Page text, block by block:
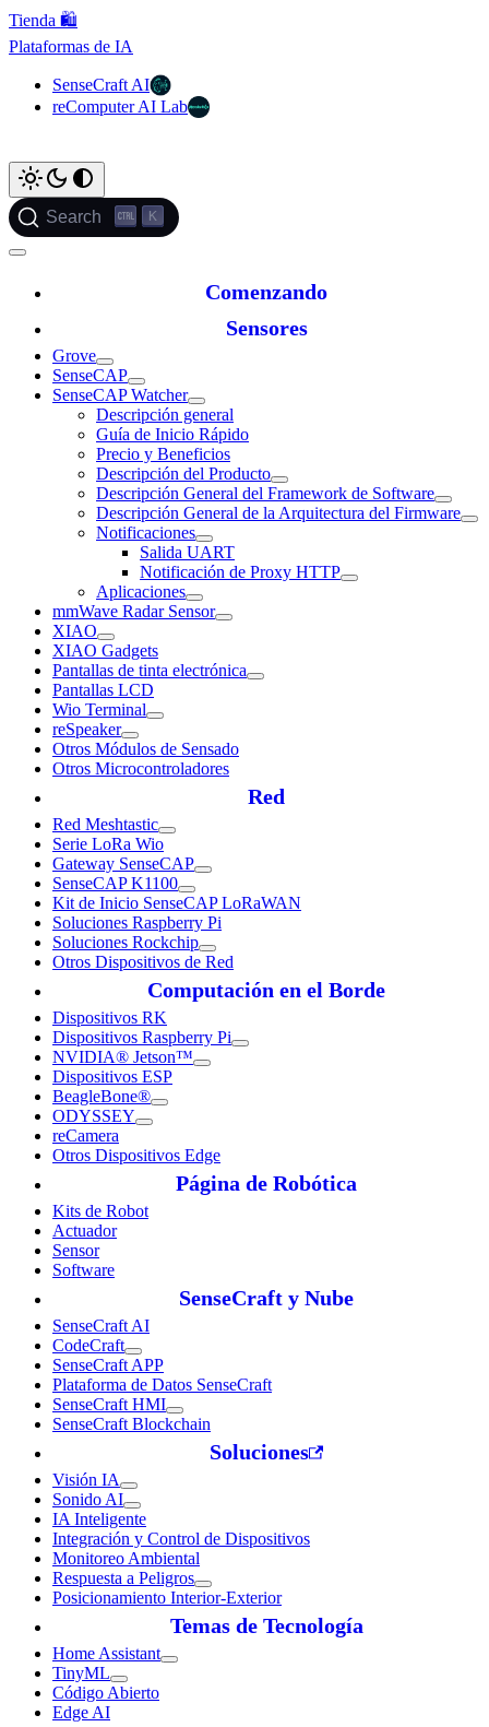
Tienda 🛍️
Plataformas de IA
SenseCraft AI
reComputer AI Lab
Search K
Comenzando
Sensores
Grove
SenseCAP
SenseCAP Watcher
Descripción general
Guía de Inicio Rápido
Precio y Beneficios
Descripción del Producto
Descripción General del Framework de Software
Descripción General de la Arquitectura del Firmware
Notificaciones
Salida UART
Notificación de Proxy HTTP
Aplicaciones
mmWave Radar Sensor
XIAO
XIAO Gadgets
Pantallas de tinta electrónica
Pantallas LCD
Wio Terminal
reSpeaker
Otros Módulos de Sensado
Otros Microcontroladores
Red
Red Meshtastic
Serie LoRa Wio
Gateway SenseCAP
SenseCAP K1100
Kit de Inicio SenseCAP LoRaWAN
Soluciones Raspberry Pi
Soluciones Rockchip
Otros Dispositivos de Red
Computación en el Borde
Dispositivos RK
Dispositivos Raspberry Pi
NVIDIA® Jetson™
Dispositivos ESP
BeagleBone®
ODYSSEY
reCamera
Otros Dispositivos Edge
Página de Robótica
Kits de Robot
Actuador
Sensor
Software
SenseCraft y Nube
SenseCraft AI
CodeCraft
SenseCraft APP
Plataforma de Datos SenseCraft
SenseCraft HMI
SenseCraft Blockchain
Soluciones
Visión IA
Sonido AI
IA Inteligente
Integración y Control de Dispositivos
Monitoreo Ambiental
Respuesta a Peligros
Posicionamiento Interior-Exterior
Temas de Tecnología
Home Assistant
TinyML
Código Abierto
Edge AI